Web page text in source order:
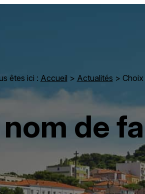
êtes ici : Accueil > Actualités >
de